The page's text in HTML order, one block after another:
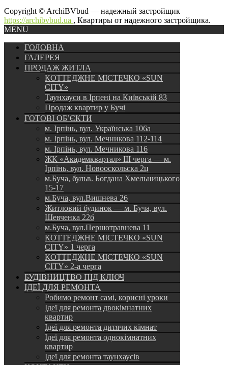
Copyright © ArchiBVbud — надежный застройщик
https://archibvbud.ua , Квартиры от надежного застройщика.
MENU
ГОЛОВНА
ГАЛЕРЕЯ
ПРОДАЖ ЖИТЛА
КОТТЕДЖНЕ МІСТЕЧКО «SUN
CITY»
Таунхауси в Ірпені на Київській 83
Продаж квартир у Бучі
ГОТОВІ ОБ’ЄКТИ
м. Ірпінь, вул. Українська 106а
м. Ірпінь, вул. Мечникова 112-114
м. Ірпінь, вул. Мечникова 116
ЖК «Академквартал» III черга — м.
Ірпінь, вул. Новооскольска 2ц
м.Буча, бульв. Богдана Хмельницького
15-17
м.Буча, вул.Вишнева 26
Житловий будинок — м. Буча, вул.
Шевченка 22б
м.Буча, вул.Першотравнева 11
КОТТЕДЖНЕ МІСТЕЧКО «SUN
CITY» 1 черга
КОТТЕДЖНЕ МІСТЕЧКО «SUN
CITY» 2-а черга
БУДІВНИЦТВО ПІД КЛЮЧ
ІДЕЇ ДЛЯ РЕМОНТА
Робимо ремонт самі, корисні уроки
Ідеї для ремонта двокімнатних
квартир
Ідеї для ремонта дитячих кімнат
Ідеї для ремонта однокімнатних
квартир
Ідеї для ремонта таунхаусів